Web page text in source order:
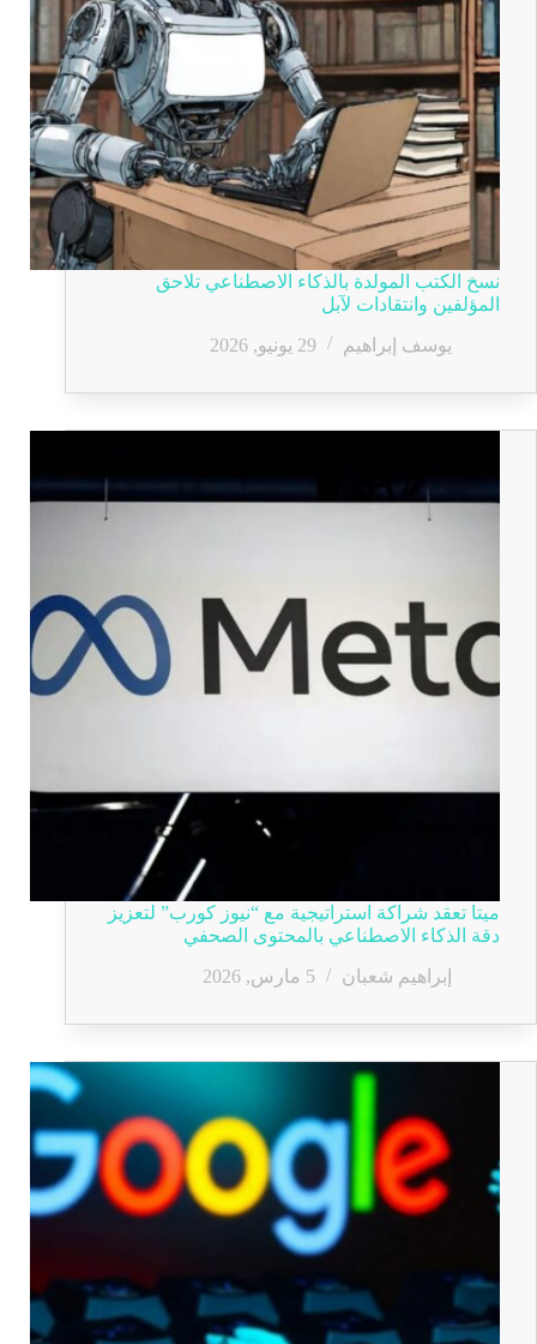
نسخ الكتب المولدة بالذكاء الاصطناعي تلاحق
المؤلفين وانتقادات لآبل
يوسف إبراهيم
29 يونيو, 2026
ميتا تعقد شراكة استراتيجية مع “نيوز كورب” لتعزيز
دقة الذكاء الاصطناعي بالمحتوى الصحفي
إبراهيم شعبان
5 مارس, 2026